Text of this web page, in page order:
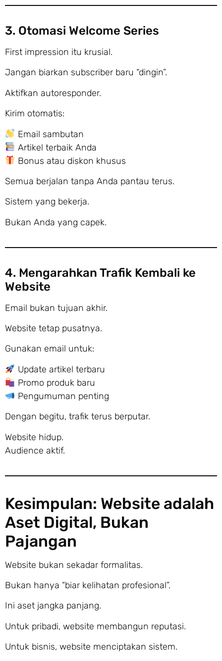
3. Otomasi Welcome Series
First impression itu krusial.
Jangan biarkan subscriber baru “dingin”.
Aktifkan autoresponder.
Kirim otomatis:
Email sambutan
Artikel terbaik Anda
Bonus atau diskon khusus
Semua berjalan tanpa Anda pantau terus.
Sistem yang bekerja.
Bukan Anda yang capek.
4. Mengarahkan Trafik Kembali ke
Website
Email bukan tujuan akhir.
Website tetap pusatnya.
Gunakan email untuk:
Update artikel terbaru
Promo produk baru
Pengumuman penting
Dengan begitu, trafik terus berputar.
Website hidup.
Audience aktif.
Kesimpulan: Website adalah
Aset Digital, Bukan
Pajangan
Website bukan sekadar formalitas.
Bukan hanya “biar kelihatan profesional”.
Ini aset jangka panjang.
Untuk pribadi, website membangun reputasi.
Untuk bisnis, website menciptakan sistem.